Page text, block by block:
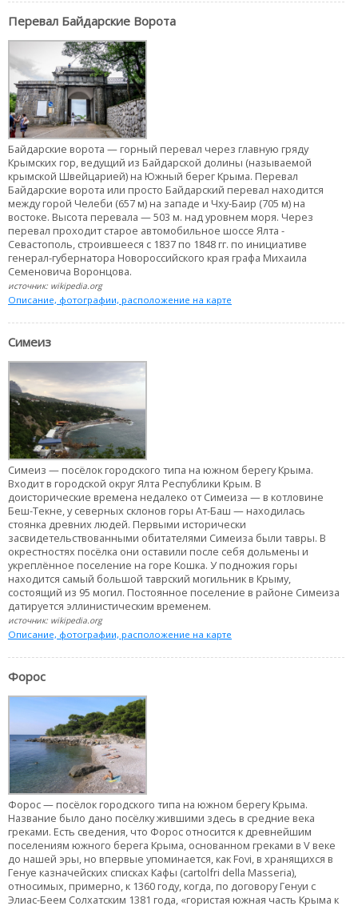
Перевал Байдарские Ворота
Байдарские ворота — горный перевал через главную гряду
Крымских гор, ведущий из Байдарской долины (называемой
крымской Швейцарией) на Южный берег Крыма. Перевал
Байдарские ворота или просто Байдарский перевал находится
между горой Челеби (657 м) на западе и Чху-Баир (705 м) на
востоке. Высота перевала — 503 м. над уровнем моря. Через
перевал проходит старое автомобильное шоссе Ялта -
Севастополь, строившееся с 1837 по 1848 гг. по инициативе
генерал-губернатора Новороссийского края графа Михаила
Семеновича Воронцова.
источник: wikipedia.org
Описание, фотографии, расположение на карте
Симеиз
Симеиз — посёлок городского типа на южном берегу Крыма.
Входит в городской округ Ялта Республики Крым. В
доисторические времена недалеко от Симеиза — в котловине
Беш-Текне, у северных склонов горы Ат-Баш — находилась
стоянка древних людей. Первыми исторически
засвидетельствованными обитателями Симеиза были тавры. В
окрестностях посёлка они оставили после себя дольмены и
укреплённое поселение на горе Кошка. У подножия горы
находится самый большой таврский могильник в Крыму,
состоящий из 95 могил. Постоянное поселение в районе Симеиза
датируется эллинистическим временем.
источник: wikipedia.org
Описание, фотографии, расположение на карте
Форос
Форос — посёлок городского типа на южном берегу Крыма.
Название было дано посёлку жившими здесь в средние века
греками. Есть сведения, что Форос относится к древнейшим
поселениям южного берега Крыма, основанном греками в V веке
до нашей эры, но впервые упоминается, как Fovi, в хранящихся в
Генуе казначейских списках Кафы (cartolfri della Masseria),
относимых, примерно, к 1360 году, когда, по договору Генуи с
Элиас-Беем Солхатским 1381 года, «гористая южная часть Крыма к